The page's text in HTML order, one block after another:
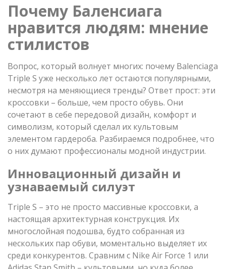
Почему Баленсиага
нравится людям: мнение
стилистов
Вопрос, который волнует многих: почему Balenciaga
Triple S уже несколько лет остаются популярными,
несмотря на меняющиеся тренды? Ответ прост: эти
кроссовки – больше, чем просто обувь. Они
сочетают в себе передовой дизайн, комфорт и
символизм, который сделал их культовым
элементом гардероба. Разбираемся подробнее, что
о них думают профессионалы модной индустрии.
Инновационный дизайн и
узнаваемый силуэт
Triple S – это не просто массивные кроссовки, а
настоящая архитектурная конструкция. Их
многослойная подошва, будто собранная из
нескольких пар обуви, моментально выделяет их
среди конкурентов. Сравним с Nike Air Force 1 или